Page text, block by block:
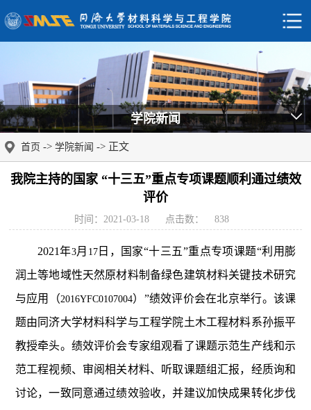
学院新闻
首页 -> 学院新闻 -> 正文
我院主持的国家 “十三五”重点专项课题顺利通过绩效
评价
时间：2021-03-18 点击数： 838
2021年3月 17日，国家“十三五”重点专项课题“利用膨
润土等地域性天然原材料制备绿色建筑材料关键技术研究
与应用（2016YFC0107004）”绩效评价会在北京举行。该课
题由同济大学材料科学与工程学院土木工程材料系孙振平
教授牵头。绩效评价会专家组观看了课题示范生产线和示
范工程视频、审阅相关材料、听取课题组汇报，经质询和
讨论，一致同意通过绩效验收，并建议加快成果转化步伐